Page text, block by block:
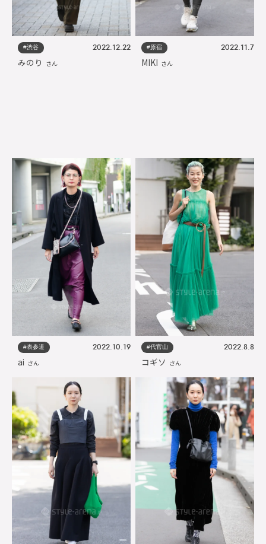
#渋谷 2022.12.22
みのり さん
#原宿 2022.11.7
MIKI さん
#表参道 2022.10.19
ai さん
#代官山 2022.8.8
コギソ さん